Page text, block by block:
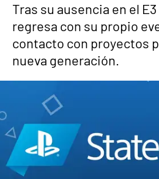
Tras su ausencia en el
regresa con su propio
contacto con proyectos
nueva generación.